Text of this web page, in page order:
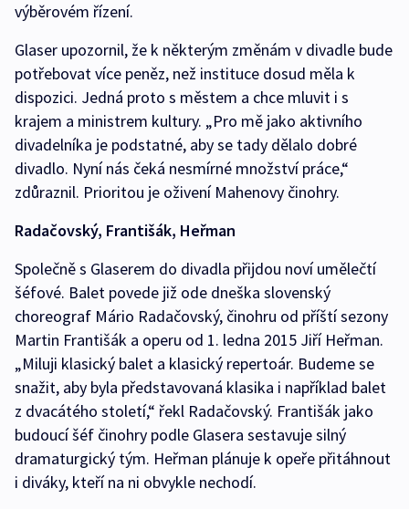
výběrovém řízení.
Glaser upozornil, že k některým změnám v divadle bude
potřebovat více peněz, než instituce dosud měla k
dispozici. Jedná proto s městem a chce mluvit i s
krajem a ministrem kultury. „Pro mě jako aktivního
divadelníka je podstatné, aby se tady dělalo dobré
divadlo. Nyní nás čeká nesmírné množství práce,“
zdůraznil. Prioritou je oživení Mahenovy činohry.
Radačovský, Františák, Heřman
Společně s Glaserem do divadla přijdou noví umělečtí
šéfové. Balet povede již ode dneška slovenský
choreograf Mário Radačovský, činohru od příští sezony
Martin Františák a operu od 1. ledna 2015 Jiří Heřman.
„Miluji klasický balet a klasický repertoár. Budeme se
snažit, aby byla představovaná klasika i například balet
z dvacátého století,“ řekl Radačovský. Františák jako
budoucí šéf činohry podle Glasera sestavuje silný
dramaturgický tým. Heřman plánuje k opeře přitáhnout
i diváky, kteří na ni obvykle nechodí.